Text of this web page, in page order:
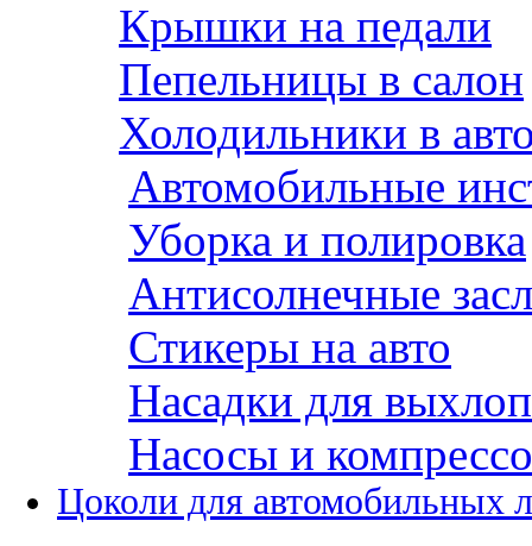
Крышки на педали
Пепельницы в салон
Холодильники в
Автомобильные
Уборка и полировка
Антисолнечные
Стикеры на авто
Насадки для
Насосы и
Цоколи для автомобильных